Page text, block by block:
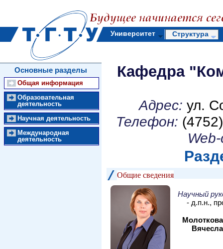
Университет Структура
Основные разделы
Общая информация
Образовательная
деятельность
Научная деятельность
Международная
деятельность
Кафедра
Адрес: ул.
Телефон:
Общие сведения
Научный
- д.п.н.,